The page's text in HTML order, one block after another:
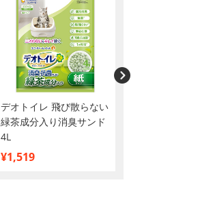
デオトイレ 飛び散らない
緑茶成分入り消臭サンド
4L
¥1,519